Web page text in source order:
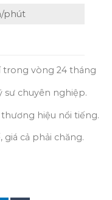
phút
trong vòng 24 tháng
sư chuyên nghiệp.
hiệu nổi tiếng.
giá cả phải chăng.